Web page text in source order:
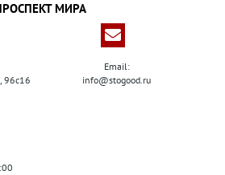
МИРА
96с16
Email:
info@stogood.ru